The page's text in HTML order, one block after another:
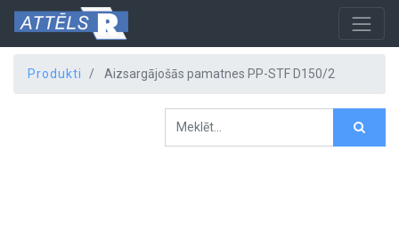
Produkti Aizsargājošās pamatnes PP-STF D150/2